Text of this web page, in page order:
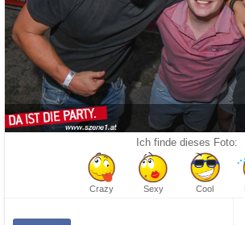
Ich finde dieses Foto:
Crazy Sexy Cool